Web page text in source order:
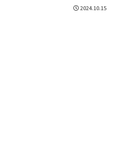
2024.10.15